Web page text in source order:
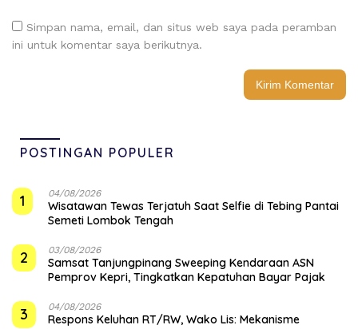
Simpan nama, email, dan situs web saya pada peramban
ini untuk komentar saya berikutnya.
POSTINGAN POPULER
1 04/08/2026
Wisatawan Tewas Terjatuh Saat Selfie di Tebing Pantai
Semeti Lombok Tengah
2 03/08/2026
Samsat Tanjungpinang Sweeping Kendaraan ASN
Pemprov Kepri, Tingkatkan Kepatuhan Bayar Pajak
3 04/08/2026
‎Respons Keluhan RT/RW, Wako Lis: Mekanisme